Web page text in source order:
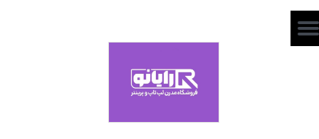
حساب کاربری من
خروج از حساب کاربری